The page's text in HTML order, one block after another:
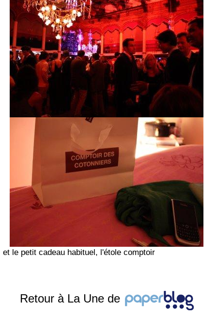
et le petit cadeau habituel, l'étole comptoir
Retour à La Une de